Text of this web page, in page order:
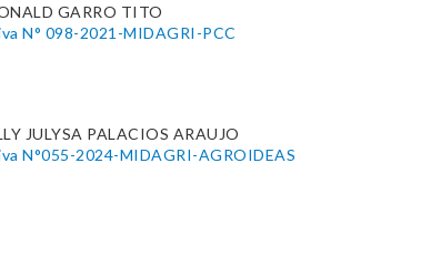
GARRO TITO
N° 098-2021-MIDAGRI-PCC
JULYSA PALACIOS ARAUJO
N°055-2024-MIDAGRI-AGROIDEAS